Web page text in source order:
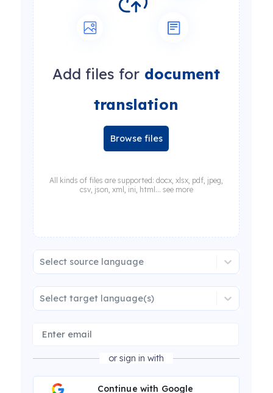
Add files for document
translation
Browse files
All kinds of files are supported: docx, xlsx, pdf, jpeg,
csv, json, xml, ini, html... see more
Select source language
Select target language(s)
or sign in with
Continue with Google